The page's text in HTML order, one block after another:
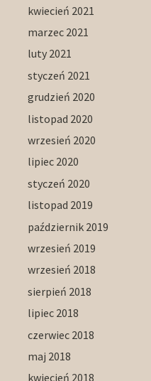
kwiecień 2021
marzec 2021
luty 2021
styczeń 2021
grudzień 2020
listopad 2020
wrzesień 2020
lipiec 2020
styczeń 2020
listopad 2019
październik 2019
wrzesień 2019
wrzesień 2018
sierpień 2018
lipiec 2018
czerwiec 2018
maj 2018
kwiecień 2018